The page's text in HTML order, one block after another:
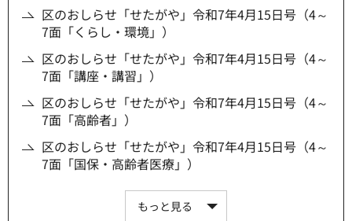
区のおしらせ「せたがや」令和7年4月15日号（4～
7面「くらし・環境」）
区のおしらせ「せたがや」令和7年4月15日号（4～
7面「講座・講習」）
区のおしらせ「せたがや」令和7年4月15日号（4～
7面「高齢者」）
区のおしらせ「せたがや」令和7年4月15日号（4～
7面「国保・高齢者医療」）
もっと見る